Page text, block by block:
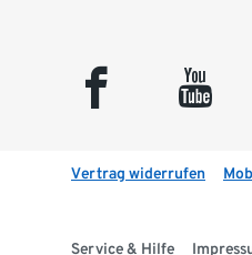
facebook youtube
Vertrag widerrufen
Service & Hilfe